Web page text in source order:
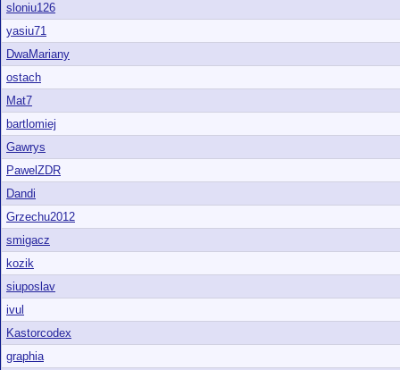
sloniu126
yasiu71
DwaMariany
ostach
Mat7
bartlomiej
Gawrys
PawelZDR
Dandi
Grzechu2012
smigacz
kozik
siuposlav
ivul
Kastorcodex
graphia